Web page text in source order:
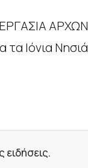
ΑΡΧΩΝ
τα Ιόνια Νησιά